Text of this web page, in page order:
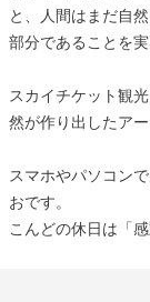
と、人間はまだ自
部分であることを
スカイチケット観
然が作り出したア
スマホやパソコン
おです。
こんどの休日は「